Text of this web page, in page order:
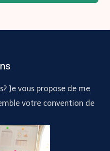
Je vous propose de me
votre convention de